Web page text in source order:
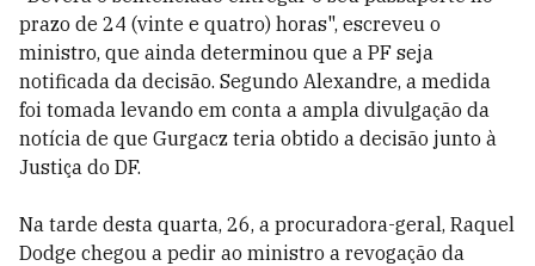
prazo de 24 (vinte e quatro) horas", escreveu o
ministro, que ainda determinou que a PF seja
notificada da decisão. Segundo Alexandre, a medida
foi tomada levando em conta a ampla divulgação da
notícia de que Gurgacz teria obtido a decisão junto à
Justiça do DF.
Na tarde desta quarta, 26, a procuradora-geral, Raquel
Dodge chegou a pedir ao ministro a revogação da